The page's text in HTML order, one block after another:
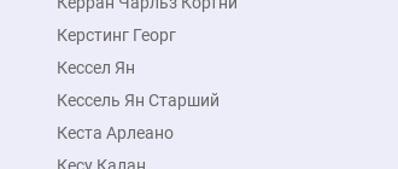
Керстинг Георг
Кессел Ян
Кессель Ян Старший
Кеста Арлеано